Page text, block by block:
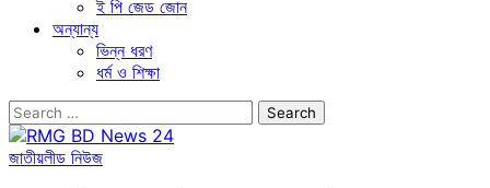
ই পি জেড জোন
অন্যান্য
ভিন্ন ধরণ
ধর্ম ও শিক্ষা
Search
for:
জাতীয়লীড নিউজ